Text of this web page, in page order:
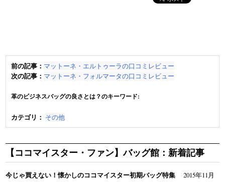
前の記事： マットーネ・エルトゥーラの口コミレビュー
次の記事： マットーネ・フォルマータの口コミレビュー
革のビジネスバッグの良さとは？のキーワード:
カテゴリ： その他
【ココマイスター・ファン】バッグ館：新着記事
今じゃ買えない！懐かしのココマイスター初期バッグ特集 2015年11月